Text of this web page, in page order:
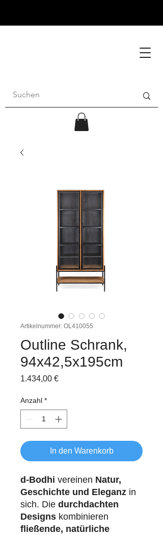
Artikelnummer: OL410055
Outline Schrank,
94x42,5x195cm
1.434,00 €Preis
Anzahl *
In den Warenkorb
d-Bodhi vereinen Natur,
Geschichte und Eleganz in
sich. Die durchdachten
Designs kombinieren
fließende, natürliche